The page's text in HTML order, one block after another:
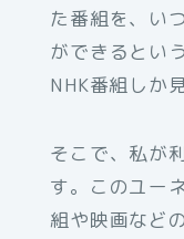
た番組を、い
ができるとい
NHK番組しか
そこで、私が
す。このユー
組や映画など